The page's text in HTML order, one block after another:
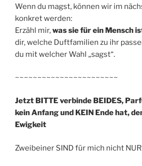
Wenn du magst, können wir im
konkret werden:
Erzähl mir,was sie für ein Mensch
dir, welche Duftfamilien zu ihr
du mit welcher Wahl „sagst“.
~~~~~~~~~~~~~~~~~~~~~~~
Jetzt BITTE verbinde BEIDES,
kein Anfang und KEIN Ende hat,
Ewigkeit
Zweibeiner SIND für mich nicht